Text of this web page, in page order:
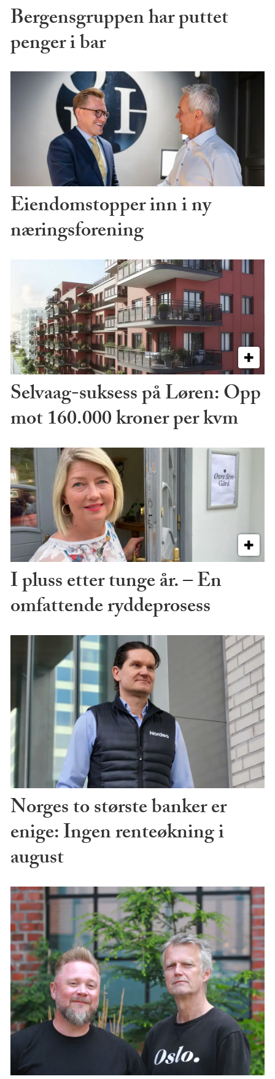
Bergensgruppen har puttet
penger i bar
Eiendomstopper inn i ny
næringsforening
Selvaag-suksess på Løren: Opp
mot 160.000 kroner per kvm
I pluss etter tunge år. – En
omfattende ryddeprosess
Norges to største banker er
enige: Ingen renteøkning i
august